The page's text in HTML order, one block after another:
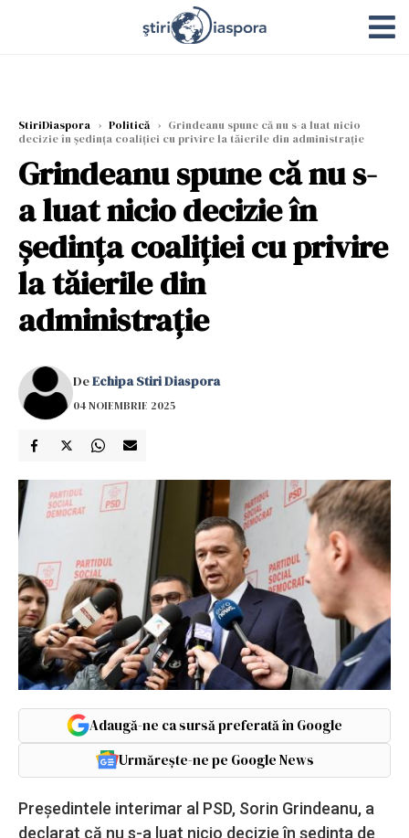
StiriDiaspora › Politică › Grindeanu spune că nu s-a luat nicio
decizie în şedinţa coaliţiei cu privire la tăierile din administraţie
Grindeanu spune că nu s-
a luat nicio decizie în
şedinţa coaliţiei cu privire
la tăierile din
administraţie
DeEchipa Stiri Diaspora
04 NOIEMBRIE 2025
Adaugă-ne ca sursă preferată în Google
Urmărește-ne pe Google News
Preşedintele interimar al PSD, Sorin Grindeanu, a
declarat că nu s-a luat nicio decizie în şedinţa de